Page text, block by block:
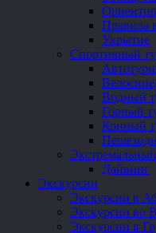
Правила
Укрытие
Спортивный
Водный
Горный
Конный
Дайвинг
Экскурсии
Экскурсии в
Экскурсии во
Экскурсии в